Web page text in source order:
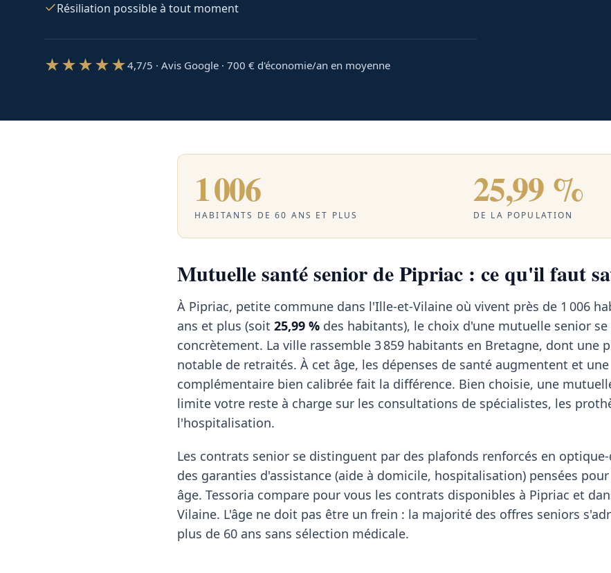
Résiliation possible à tout moment
★★★★★4,7/5 · Avis Google · 700 € d'économie/an en moyenne
1 006
HABITANTS DE 60 ANS ET PLUS
25,99 %
DE LA POPULATION
Mutuelle santé senior de Pipriac : ce qu'il faut
À Pipriac, petite commune dans l'Ille-et-Vilaine où vivent près de 1 006
ans et plus (soit 25,99 % des habitants), le choix d'une mutuelle senior se
concrètement. La ville rassemble 3 859 habitants en Bretagne, dont une
notable de retraités. À cet âge, les dépenses de santé augmentent et une
complémentaire bien calibrée fait la différence. Bien choisie, une
limite votre reste à charge sur les consultations de spécialistes, les
l'hospitalisation.
Les contrats senior se distinguent par des plafonds renforcés en
des garanties d'assistance (aide à domicile, hospitalisation) pensées
âge. Tessoria compare pour vous les contrats disponibles à Pipriac et
Vilaine. L'âge ne doit pas être un frein : la majorité des offres seniors
plus de 60 ans sans sélection médicale.